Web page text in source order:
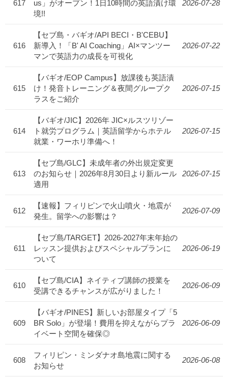
617
us」がオープン！1日10時間の英語漬け環
境!!
2026-07-28
616
【セブ島・バギオ/API BECI・B'CEBU】
新導入！「B' AI Coaching」AI×マンツー
マンで英語力の成長を可視化
2026-07-22
615
【バギオ/EOP Campus】放課後も英語漬
け！発音トレーニング＆夜間グループク
ラスをご紹介
2026-07-15
614
【バギオ/JIC】2026年 JIC×ルスツリゾー
ト就労プログラム｜英語留学からホテル
就業・ワーホリ準備へ！
2026-07-15
613
【セブ島/GLC】未成年者の外出規定変更
のお知らせ｜2026年8月30日より新ルール
適用
2026-07-15
612
【速報】フィリピンで火山噴火・地震が
発生。留学への影響は？
2026-07-09
611
【セブ島/TARGET】2026-2027年末年始の
レッスン提供およびスペシャルプランに
ついて
2026-06-19
610
【セブ島/CIA】ネイティブ講師の授業を
受講できるチャンスが広がりました！
2026-06-09
609
【バギオ/PINES】新しいお部屋タイプ「5
BR Solo」が登場！費用を抑えながらプラ
イベート空間を確保◎
2026-06-09
608
フィリピン・ミンダナオ島地震に関する
お知らせ
2026-06-08